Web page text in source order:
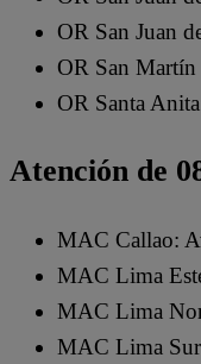
OR San Juan
OR San
OR Santa
Atención de
MAC Callao:
MAC Lima
MAC Lima
MAC Lima